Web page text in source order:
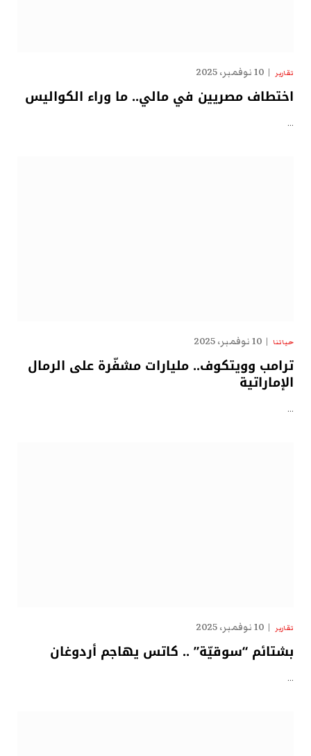
تقارير 10 نوفمبر، 2025
اختطاف مصريين في مالي.. ما وراء الكواليس
…
حياتنا 10 نوفمبر، 2025
ترامب وويتكوف.. مليارات مشفّرة على الرمال
الإماراتية
…
تقارير 10 نوفمبر، 2025
بشتائم “سوقيّة” .. كاتس يهاجم أردوغان
…